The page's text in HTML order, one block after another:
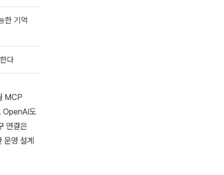
한 기억
다
MCP
OpenAI도
연결은
운영 설계